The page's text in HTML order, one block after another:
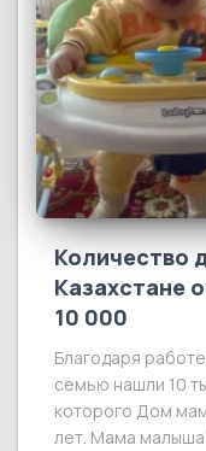
Количество
Казахстане
10 000
Благодаря
семью нашли 10
которого Дом
лет. Мама